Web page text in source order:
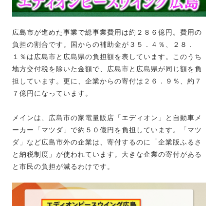
広島市が進めた事業で総事業費用は約２８６億円。費用の
負担の割合です。国からの補助金が３５．４％、２８．
１％は広島市と広島県の負担額を表しています。このうち
地方交付税を除いた金額で、広島市と広島県が同じ額を負
担しています。更に、企業からの寄付は２６．９％、約７
７億円になっています。
メインは、広島市の家電量販店「エディオン」と自動車メ
ーカー「マツダ」で約５０億円を負担しています。「マツ
ダ」など広島市外の企業は、寄付するのに「企業版ふるさ
と納税制度」が使われています。大きな企業の寄付がある
と市民の負担が減るわけです。